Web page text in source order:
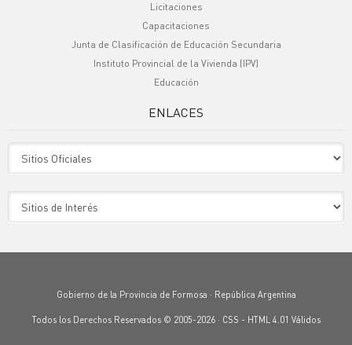
Licitaciones
Capacitaciones
Junta de Clasificación de Educación Secundaria
Instituto Provincial de la Vivienda (IPV)
Educación
ENLACES
Gobierno de la Provincia de Formosa · República Argentina
Todos los Derechos Reservados © 2005-2026 · CSS - HTML 4.01 Válidos